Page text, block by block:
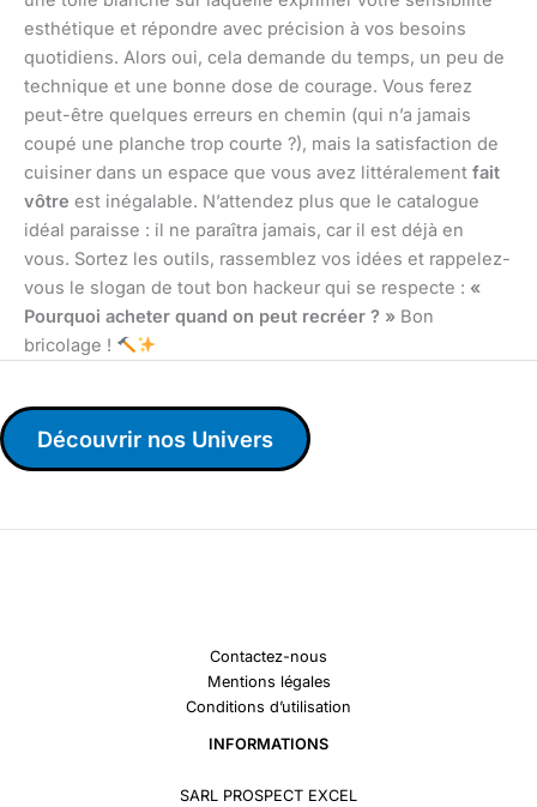
esthétique et répondre avec précision à vos besoins
quotidiens. Alors oui, cela demande du temps, un peu de
technique et une bonne dose de courage. Vous ferez
peut-être quelques erreurs en chemin (qui n’a jamais
coupé une planche trop courte ?), mais la satisfaction de
cuisiner dans un espace que vous avez littéralement fait
vôtre est inégalable. N’attendez plus que le catalogue
idéal paraisse : il ne paraîtra jamais, car il est déjà en
vous. Sortez les outils, rassemblez vos idées et rappelez-
vous le slogan de tout bon hackeur qui se respecte : «
Pourquoi acheter quand on peut recréer ? » Bon
bricolage !
Découvrir nos Univers
Contactez-nous
Mentions légales
Conditions d’utilisation
INFORMATIONS
SARL PROSPECT EXCEL